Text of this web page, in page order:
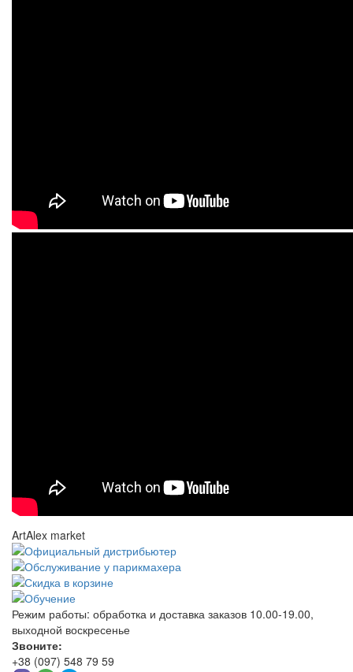
ArtAlex market
Режим работы: обработка и доставка заказов 10.00-19.00,
выходной воскресенье
Звоните:
+38 (097) 548 79 59